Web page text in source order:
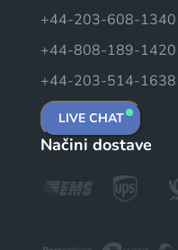
+44-203-608-1340
+44-808-189-1420
+44-203-514-1638
LIVE CHAT
Načini dostave